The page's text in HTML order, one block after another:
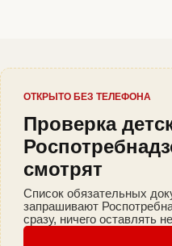
ОТКРЫТО БЕЗ ТЕЛЕФОНА
Проверка
смотрят
Список обязательных
запрашивают
сразу, ничего оставлять